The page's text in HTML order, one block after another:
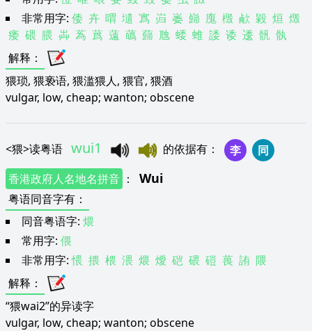
非常用字: 倭 卉 喟 壝 寪 岿 崣 巋 廆 檓 欳 毇 烜 燬
痿 碨 腲 芔 蒍 蔿 薳 蘤 蘬 虺 蜲 蜼 諉 诿 逶 骪 骫
解释 ：
猥琐, 猥亵语, 猥滥猥人, 猥官, 猥酒
vulgar, low, cheap; wanton; obscene
<猥>读粤语 wui1 的依据有 ： 李
同
香港政府人名地名拼音 ： Wui
粤语同音字有 ：
同音粤语字: 煨
常用字: 偎
非常用字: 愄 揋 椳 渨 煨 燰 硙 碨 磑 葨 詴 隈
解释 ：
“猥wai2”的异读字
vulgar, low, cheap; wanton; obscene